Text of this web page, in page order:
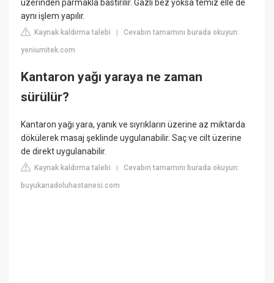
üzerinden parmakla bastırılır. Gazlı bez yoksa temiz elle de
aynı işlem yapılır.
Kaynak kaldırma talebi |Cevabın tamamını burada okuyun:
yeniumitek.com
Kantaron yağı yaraya ne zaman
sürülür?
Kantaron yağı yara, yanık ve sıyrıkların üzerine az miktarda
dökülerek masaj şeklinde uygulanabilir. Saç ve cilt üzerine
de direkt uygulanabilir.
Kaynak kaldırma talebi |Cevabın tamamını burada okuyun:
buyukanadoluhastanesi.com